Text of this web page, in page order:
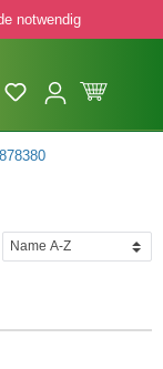
notwendig
von 5 von 5